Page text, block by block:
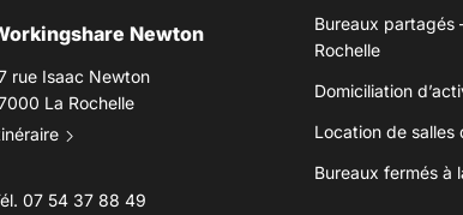
Newton
rue Isaac Newton
La Rochelle
07 54 37 88 49
Bureaux partagés
Rochelle
Domiciliation
Location de salles
Bureaux fermés à